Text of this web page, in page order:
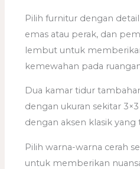
Pilih furnitur dengan
emas atau perak, dan
lembut untuk
kemewahan pada
Dua kamar tidur
dengan ukuran sekitar
dengan aksen klasik
Pilih warna-warna cerah
untuk memberikan